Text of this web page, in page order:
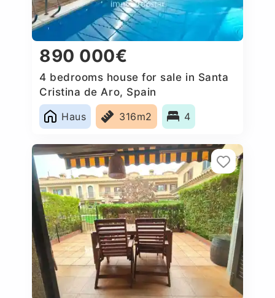
890 000€
4 bedrooms house for sale in Santa
Cristina de Aro, Spain
Haus
316m2 4